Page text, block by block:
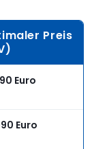
Preis
Euro
Euro